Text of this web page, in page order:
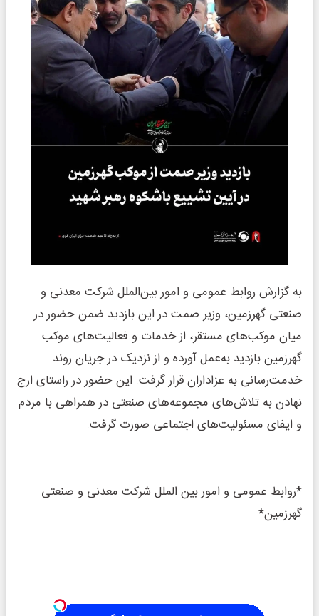
به گزارش روابط عمومی و امور بین‌الملل شرکت معدنی و
صنعتی گهرزمین، وزیر صمت در این بازدید ضمن حضور در
میان موکب‌های مستقر، از خدمات و فعالیت‌های موکب
گهرزمین بازدید به‌عمل آورده و از نزدیک در جریان روند
خدمت‌رسانی به عزاداران قرار گرفت. این حضور در راستای ارج
نهادن به تلاش‌های مجموعه‌های صنعتی در همراهی با مردم
و ایفای مسئولیت‌های اجتماعی صورت گرفت.
*روابط عمومی و امور بین الملل شرکت معدنی و صنعتی
گهرزمین*